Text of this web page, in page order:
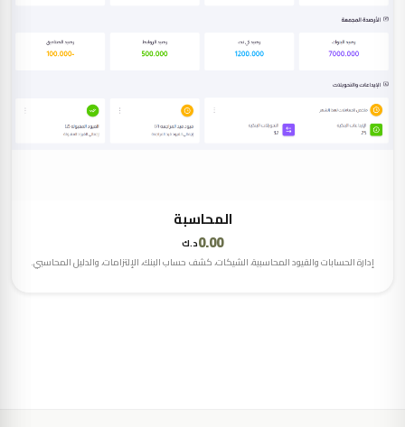
المحاسبة
0.00د.ك
إدارة الحسابات والقيود المحاسبية، الشيكات، كشف حساب البنك، الإلتزامات، والدليل المحاسبي.